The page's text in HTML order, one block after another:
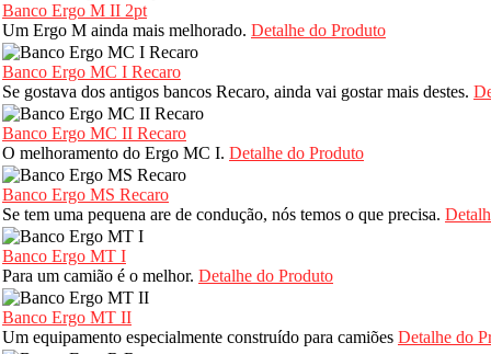
Banco Ergo M II 2pt
Um Ergo M ainda mais melhorado. Detalhe do Produto
Banco Ergo MC I Recaro
Se gostava dos antigos bancos Recaro, ainda vai gostar mais destes.
Banco Ergo MC II Recaro
O melhoramento do Ergo MC I. Detalhe do Produto
Banco Ergo MS Recaro
Se tem uma pequena are de condução, nós temos o que precisa.
Banco Ergo MT I
Para um camião é o melhor. Detalhe do Produto
Banco Ergo MT II
Um equipamento especialmente construído para camiões Detalhe do